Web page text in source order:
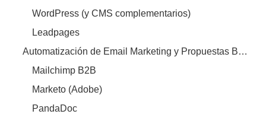
WordPress (y CMS complementarios)
Leadpages
Automatización de Email Marketing y Propuestas B2B
Mailchimp B2B
Marketo (Adobe)
PandaDoc